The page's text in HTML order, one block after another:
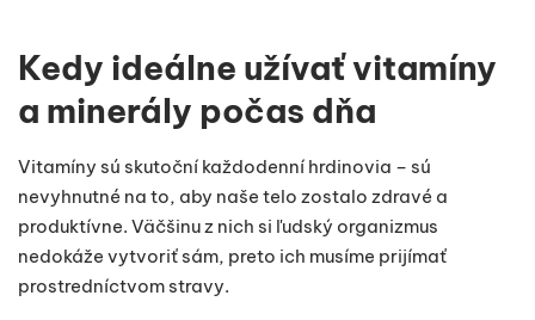
Kedy ideálne užívať vitamíny
a minerály počas dňa
Vitamíny sú skutoční každodenní hrdinovia – sú
nevyhnutné na to, aby naše telo zostalo zdravé a
produktívne. Väčšinu z nich si ľudský organizmus
nedokáže vytvoriť sám, preto ich musíme prijímať
prostredníctvom stravy.